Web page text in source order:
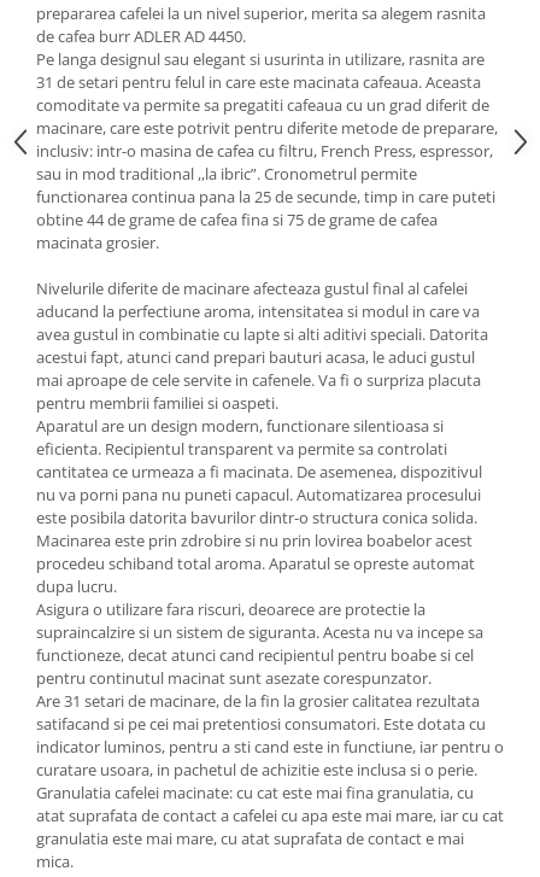
prepararea cafelei la un nivel superior, merita sa alegem rasnita
de cafea burr ADLER AD 4450.
Pe langa designul sau elegant si usurinta in utilizare, rasnita are
31 de setari pentru felul in care este macinata cafeaua. Aceasta
comoditate va permite sa pregatiti cafeaua cu un grad diferit de
macinare, care este potrivit pentru diferite metode de preparare,
inclusiv: intr-o masina de cafea cu filtru, French Press, espressor,
sau in mod traditional ,,la ibric”. Cronometrul permite
functionarea continua pana la 25 de secunde, timp in care puteti
obtine 44 de grame de cafea fina si 75 de grame de cafea
macinata grosier.
Nivelurile diferite de macinare afecteaza gustul final al cafelei
aducand la perfectiune aroma, intensitatea si modul in care va
avea gustul in combinatie cu lapte si alti aditivi speciali. Datorita
acestui fapt, atunci cand prepari bauturi acasa, le aduci gustul
mai aproape de cele servite in cafenele. Va fi o surpriza placuta
pentru membrii familiei si oaspeti.
Aparatul are un design modern, functionare silentioasa si
eficienta. Recipientul transparent va permite sa controlati
cantitatea ce urmeaza a fi macinata. De asemenea, dispozitivul
nu va porni pana nu puneti capacul. Automatizarea procesului
este posibila datorita bavurilor dintr-o structura conica solida.
Macinarea este prin zdrobire si nu prin lovirea boabelor acest
procedeu schiband total aroma. Aparatul se opreste automat
dupa lucru.
Asigura o utilizare fara riscuri, deoarece are protectie la
supraincalzire si un sistem de siguranta. Acesta nu va incepe sa
functioneze, decat atunci cand recipientul pentru boabe si cel
pentru continutul macinat sunt asezate corespunzator.
Are 31 setari de macinare, de la fin la grosier calitatea rezultata
satifacand si pe cei mai pretentiosi consumatori. Este dotata cu
indicator luminos, pentru a sti cand este in functiune, iar pentru o
curatare usoara, in pachetul de achizitie este inclusa si o perie.
Granulatia cafelei macinate: cu cat este mai fina granulatia, cu
atat suprafata de contact a cafelei cu apa este mai mare, iar cu cat
granulatia este mai mare, cu atat suprafata de contact e mai
mica.